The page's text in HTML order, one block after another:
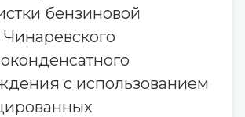
бензиновой
с использованием